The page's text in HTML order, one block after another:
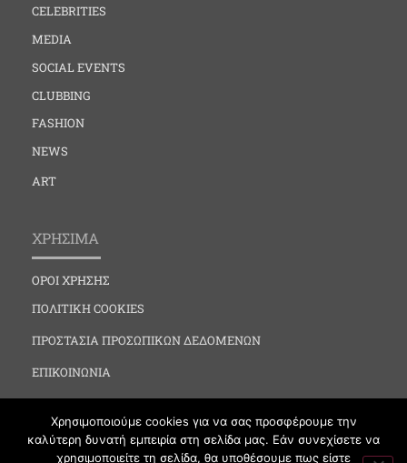
CELEBRITIES
MEDIA
SOCIAL EVENTS
CLUBBING
FASHION
NEWS
ART
ΧΡΗΣΙΜΑ
ΟΡΟΙ ΧΡΗΣΗΣ
ΠΟΛΙΤΙΚΗ COOKIES
ΠΡΟΣΤΑΣΙΑ ΠΡΟΣΩΠΙΚΩΝ ΔΕΔΟΜΕΝΩΝ
ΕΠΙΚΟΙΝΩΝΙΑ
Χρησιμοποιούμε cookies για να σας προσφέρουμε την
καλύτερη δυνατή εμπειρία στη σελίδα μας. Εάν συνεχίσετε να
χρησιμοποιείτε τη σελίδα, θα υποθέσουμε πως είστε